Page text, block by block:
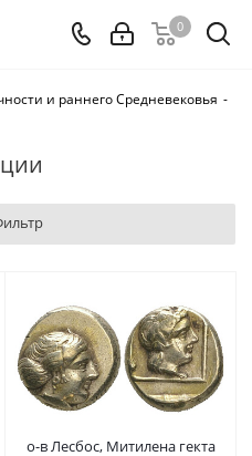
0
и раннего Средневековья -
о-в Лесбос, Митилена гекта